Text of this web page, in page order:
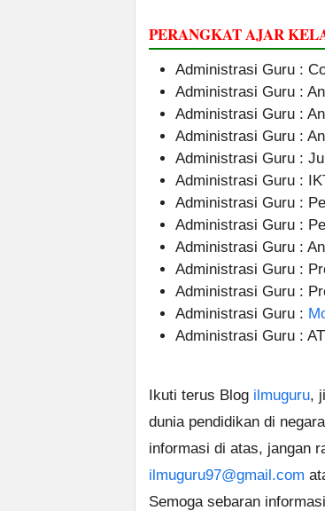
PERANGKAT AJAR
Administrasi Guru :
Administrasi Guru :
Administrasi Guru :
Administrasi Guru :
Administrasi Guru :
Administrasi Guru :
Administrasi Guru :
Administrasi Guru :
Administrasi Guru :
Administrasi Guru :
Administrasi Guru :
Administrasi Guru :
Administrasi Guru :
Ikuti terus Blog ilmuguru,
dunia pendidikan di
informasi di atas, jangan
ilmuguru97@gmail.com
Semoga sebaran